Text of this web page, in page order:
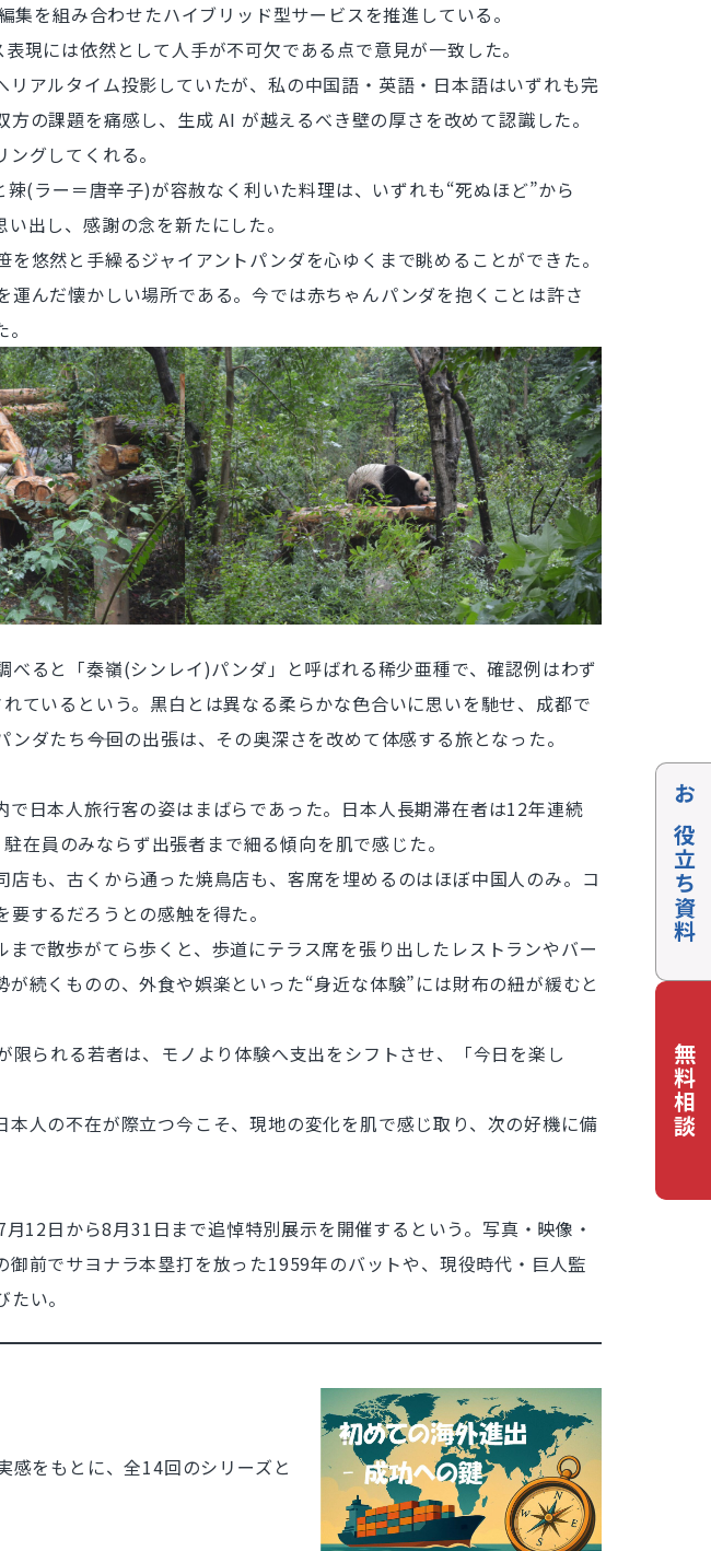
を組み合わせたハイブリッド型サービスを推進している。
現には依然として人手が不可欠である点で意見が一致した。
アルタイム投影していたが、私の中国語・英語・日本語はいずれも完
の課題を痛感し、生成 AI が越えるべき壁の厚さを改めて認識した。
グしてくれる。
(ラー＝唐辛子)が容赦なく利いた料理は、いずれも“死ぬほど”から
出し、感謝の念を新たにした。
悠然と手繰るジャイアントパンダを心ゆくまで眺めることができた。
んだ懐かしい場所である。今では赤ちゃんパンダを抱くことは許さ
ると「秦嶺(シンレイ)パンダ」と呼ばれる稀少亜種で、確認例はわず
ているという。黒白とは異なる柔らかな色合いに思いを馳せ、成都で
たち――今回の出張は、その奥深さを改めて体感する旅となった。
日本人旅行客の姿はまばらであった。日本人長期滞在者は12年連続
在員のみならず出張者まで細る傾向を肌で感じた。
も、古くから通った焼鳥店も、客席を埋めるのはほぼ中国人のみ。コ
するだろうとの感触を得た。
で散歩がてら歩くと、歩道にテラス席を張り出したレストランやバー
続くものの、外食や娯楽といった“身近な体験”には財布の紐が緩むと
られる若者は、モノより体験へ支出をシフトさせ、「今日を楽し
人の不在が際立つ今こそ、現地の変化を肌で感じ取り、次の好機に備
12日から8月31日まで追悼特別展示を開催するという。写真・映像・
前でサヨナラ本塁打を放った1959年のバットや、現役時代・巨人監
い。
感をもとに、全14回のシリーズと
お役立ち資料
無料相談